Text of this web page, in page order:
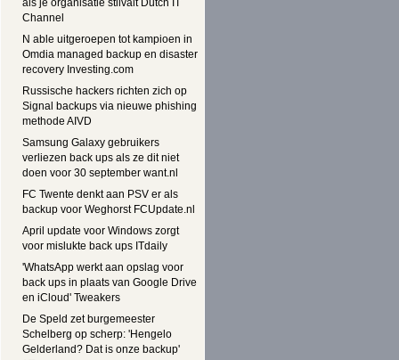
als je organisatie stilvalt Dutch IT
Channel
N able uitgeroepen tot kampioen in
Omdia managed backup en disaster
recovery Investing.com
Russische hackers richten zich op
Signal backups via nieuwe phishing
methode AIVD
Samsung Galaxy gebruikers
verliezen back ups als ze dit niet
doen voor 30 september want.nl
FC Twente denkt aan PSV er als
backup voor Weghorst FCUpdate.nl
April update voor Windows zorgt
voor mislukte back ups ITdaily
'WhatsApp werkt aan opslag voor
back ups in plaats van Google Drive
en iCloud' Tweakers
De Speld zet burgemeester
Schelberg op scherp: 'Hengelo
Gelderland? Dat is onze backup'